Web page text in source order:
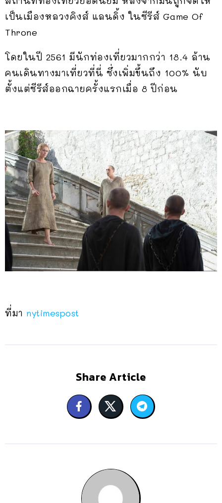
เป็นเมืองหลวงคิงส์ แลนดิ้ง ในซีรีส์ Game Of
Throne
โดยในปี 2561 มีนักท่องเที่ยวมากกว่า 18.4 ล้าน
คนเดินทางมาเที่ยวที่นี่ ซึ่งเพิ่มขึ้นถึง 100% นับ
ตั้งแต่ซีรีส์ออกฉายครั้งแรกเมื่อ 8 ปีก่อน
ที่มา nytimespost
Share Article